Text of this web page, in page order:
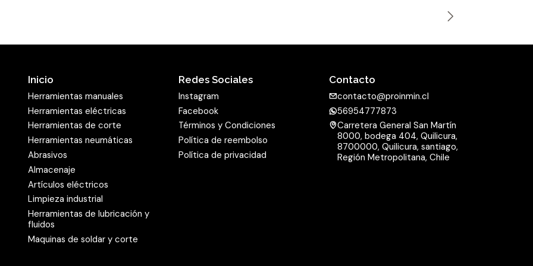
Inicio
Herramientas manuales
Herramientas eléctricas
Herramientas de corte
Herramientas neumáticas
Abrasivos
Almacenaje
Artículos eléctricos
Limpieza industrial
Herramientas de lubricación y
fluidos
Maquinas de soldar y corte
Redes Sociales
Instagram
Facebook
Términos y Condiciones
Política de reembolso
Política de privacidad
Contacto
contacto@proinmin.cl
56954777873
Carretera General San Martín
8000, bodega 404, Quilicura,
8700000, Quilicura, santiago,
Región Metropolitana, Chile